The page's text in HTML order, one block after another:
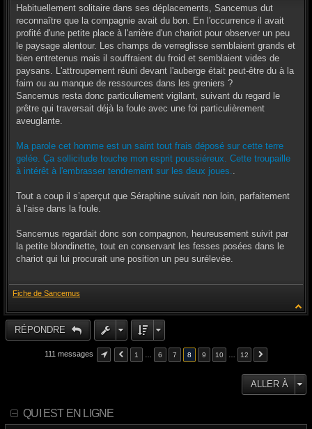
s
s
a
g
e
Habituellement solitaire dans ses déplacements, Sancemus dut
reconnaître que la compagnie avait du bon. En l'occurrence il avait
profité d'une petite place à l'arrière d'un chariot pour observer un peu
le paysage alentour. Les champs de verreglisse semblaient grands et
bien entretenus mais il souffraient du froid et semblaient vides de
paysans. L'attroupement réuni devant l'auberge était peut-être du à la
faim ou au manque de ressources dans les greniers ?
Sancemus resta donc particuliement vigilant, suivant du regard le
prêtre qui traversait déjà la foule avec une foi particulièrement
aveuglante.
Ma parole cet homme est un saint tout frais déposé sur cette terre
gelée. Ça sollicitude touche mon esprit poussiéreux. Cette troupaille
à intérêt à l'embrasser tendrement sur les deux joues..
Tout a coup il s’aperçut que Séraphine suivait non loin, parfaitement
à l'aise dans la foule.
Sancemus regardait donc son compagnon, heureusement suivit par
la petite blondinette, tout en conservant les fesses posées dans le
chariot qui lui procurait une position un peu surélevée.
Fiche de Sancemus
RÉPONDRE
111 messages 1 6 7 8 9 10 12
ALLER À
QUI EST EN LIGNE